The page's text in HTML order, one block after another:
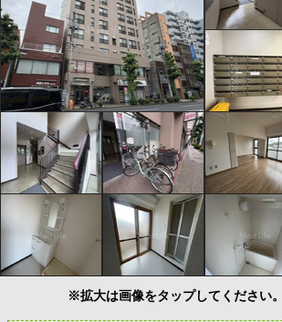
※拡大は画像をタップしてください。